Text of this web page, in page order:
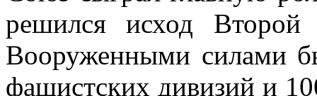
решился исход
Вооруженными силами
фашистских дивизий и